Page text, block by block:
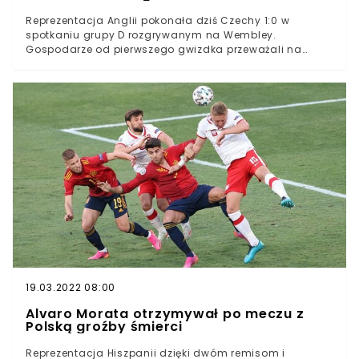
Reprezentacja Anglii pokonała dziś Czechy 1:0 w
spotkaniu grupy D rozgrywanym na Wembley.
Gospodarze od pierwszego gwizdka przeważali na
Albionu" z dorobkiem siedmiu punktów zajęli pierwsze
miejsce w swojej grupie na Euro 2020. Reprezentacja
Anglii pokonała Czechy 1:0Decydującego gola zdobył
Raheem SterlingTaki wynik nie oznacza, że Czesi kończą
przygodę z turniejemPrzed tym spotkaniem Anglia
wcale nie uchodziła za wielkiego faworyta. Czesi
udowodnili, że mogą być "czarnym koniem" tego
turnieju, zdobywając cztery punkty w dwóch meczach.
Dziś, co prawda "Synowie Albionu" przeważali na
murawie, ale nasi południowi sąsiedzi nie oddali tego
starcia za darmo.
19.03.2022 08:00
Alvaro Morata otrzymywał po meczu z
Polską groźby śmierci
Reprezentacja Hiszpanii dzięki dwóm remisom i